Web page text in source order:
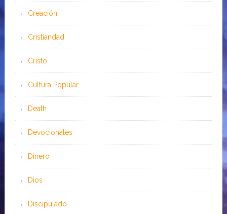
Creación
Cristiandad
Cristo
Cultura Popular
Death
Devocionales
Dinero
Dios
Discipulado